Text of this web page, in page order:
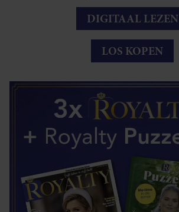
DIGITAAL LEZEN
LOS KOPEN